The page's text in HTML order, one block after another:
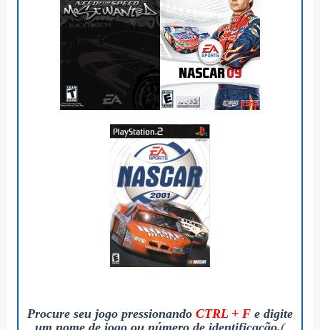
Procure seu jogo pressionando CTRL + Fe digite